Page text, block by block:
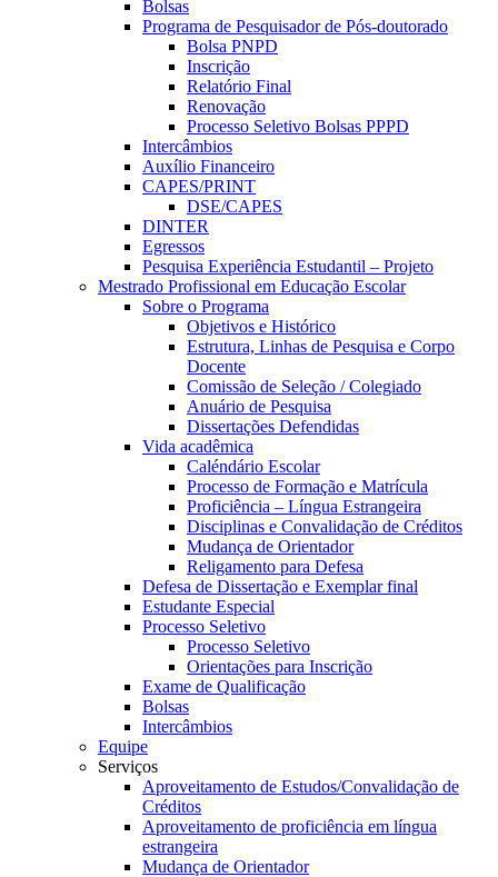
Bolsas
Programa de Pesquisador de Pós-doutorado
Bolsa PNPD
Inscrição
Relatório Final
Renovação
Processo Seletivo Bolsas PPPD
Intercâmbios
Auxílio Financeiro
CAPES/PRINT
DSE/CAPES
DINTER
Egressos
Pesquisa Experiência Estudantil – Projeto
Mestrado Profissional em Educação Escolar
Sobre o Programa
Objetivos e Histórico
Estrutura, Linhas de Pesquisa e Corpo
Docente
Comissão de Seleção / Colegiado
Anuário de Pesquisa
Dissertações Defendidas
Vida acadêmica
Caléndário Escolar
Processo de Formação e Matrícula
Proficiência – Língua Estrangeira
Disciplinas e Convalidação de Créditos
Mudança de Orientador
Religamento para Defesa
Defesa de Dissertação e Exemplar final
Estudante Especial
Processo Seletivo
Processo Seletivo
Orientações para Inscrição
Exame de Qualificação
Bolsas
Intercâmbios
Equipe
Serviços
Aproveitamento de Estudos/Convalidação de
Créditos
Aproveitamento de proficiência em língua
estrangeira
Mudança de Orientador